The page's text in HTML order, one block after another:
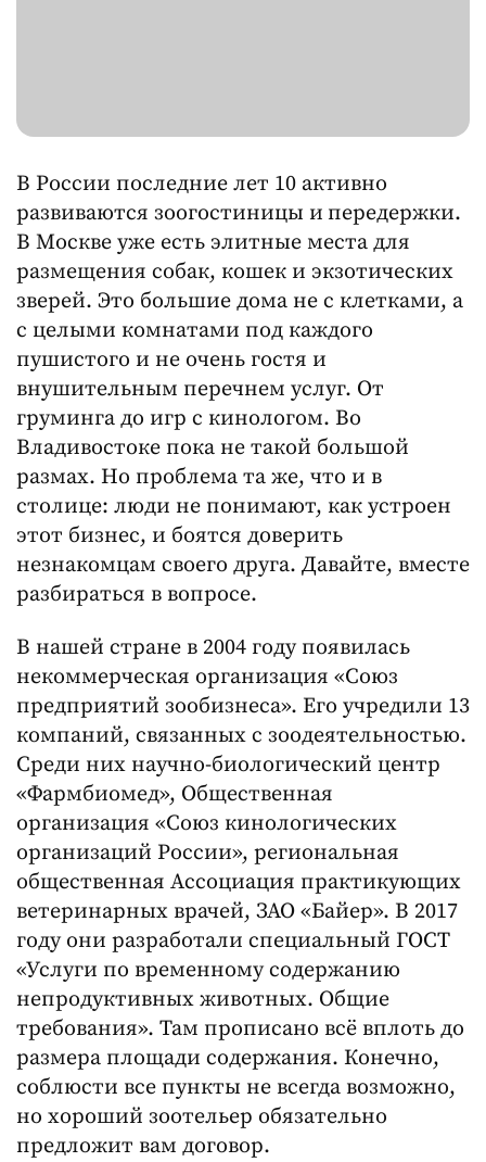
В России последние лет 10 активно
развиваются зоогостиницы и передержки.
В Москве уже есть элитные места для
размещения собак, кошек и экзотических
зверей. Это большие дома не с клетками, а
с целыми комнатами под каждого
пушистого и не очень гостя и
внушительным перечнем услуг. От
груминга до игр с кинологом. Во
Владивостоке пока не такой большой
размах. Но проблема та же, что и в
столице: люди не понимают, как устроен
этот бизнес, и боятся доверить
незнакомцам своего друга. Давайте, вместе
разбираться в вопросе.
В нашей стране в 2004 году появилась
некоммерческая организация «Союз
предприятий зообизнеса». Его учредили 13
компаний, связанных с зоодеятельностью.
Среди них научно-биологический центр
«Фармбиомед», Общественная
организация «Союз кинологических
организаций России», региональная
общественная Ассоциация практикующих
ветеринарных врачей, ЗАО «Байер». В 2017
году они разработали специальный ГОСТ
«Услуги по временному содержанию
непродуктивных животных. Общие
требования». Там прописано всё вплоть до
размера площади содержания. Конечно,
соблюсти все пункты не всегда возможно,
но хороший зоотельер обязательно
предложит вам договор.